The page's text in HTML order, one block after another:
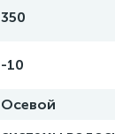
350
-10
Осевой